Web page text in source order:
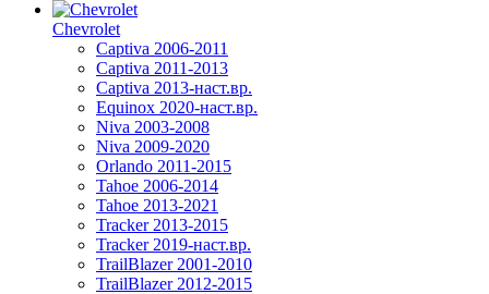
Chevrolet
Captiva 2006-2011
Captiva 2011-2013
Captiva 2013-наст.вр.
Equinox 2020-наст.вр.
Niva 2003-2008
Niva 2009-2020
Orlando 2011-2015
Tahoe 2006-2014
Tahoe 2013-2021
Tracker 2013-2015
Tracker 2019-наст.вр.
TrailBlazer 2001-2010
TrailBlazer 2012-2015